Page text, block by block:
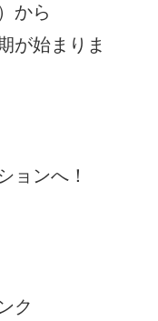
から
が始まりま
ョンへ！
ク